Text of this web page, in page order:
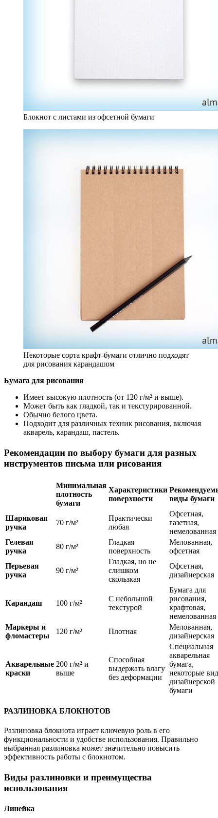
Блокнот с листами из офсетной бумаги
Некоторые сорта крафт-бумаги отлично подходят
для рисования карандашом
Бумага для рисования
Имеет высокую плотность (от 120 г/м² и выше).
Может быть как гладкой, так и текстурированной.
Обычно белого цвета.
Подходит для различных техник рисования, включая
акварель, карандаш, пастель.
Рекомендации по выбору бумаги для разных
инструментов письма или рисования
Минимальная
плотность
бумаги
Характеристики
поверхности
виды бумаги
Шариковая
ручка
70 г/м²
Практически
любая
Офсетная,
газетная,
немелованная
Гелевая
ручка
80 г/м²
Гладкая
поверхность
Мелованная,
офсетная
Перьевая
ручка
90 г/м²
Гладкая, но не
слишком
скользкая
Офсетная,
дизайнерская
Карандаш 100 г/м²
С небольшой
текстурой
Бумага для
рисования,
крафтовая,
немелованная
Маркеры и
фломастеры
120 г/м² Плотная
Мелованная,
дизайнерская
Акварельные
краски
200 г/м² и
выше
Способная
выдержать влагу
без деформации
Специальная
акварельная
бумага,
некоторые
дизайнерской
бумаги
РАЗЛИНОВКА БЛОКНОТОВ
Разлиновка блокнота играет ключевую роль в его
функциональности и удобстве использования. Правильно
выбранная разлиновка может значительно повысить
эффективность работы с блокнотом.
Виды разлиновки и преимущества
использования
Линейка